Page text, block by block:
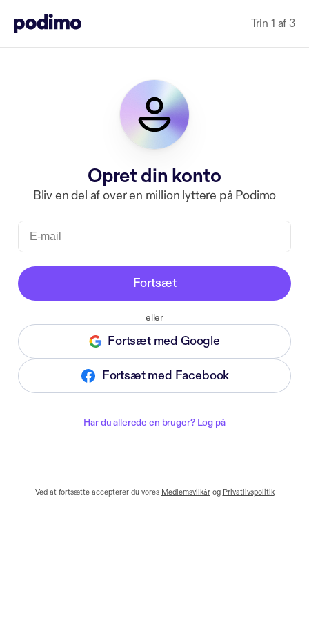
Trin 1 af 3
Opret din konto
Bliv en del af over en million lyttere på Podimo
Fortsæt
eller
Fortsæt med Google
Fortsæt med Facebook
Har du allerede en bruger? Log på
Ved at fortsætte accepterer du vores Medlemsvilkår og Privatlivspolitik